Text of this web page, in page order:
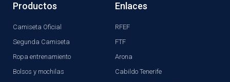
Productos
Camiseta Oficial
Segunda Camiseta
Ropa entrenamiento
Bolsos y mochilas
Enlaces
RFEF
FTF
Arona
Cabildo Tenerife